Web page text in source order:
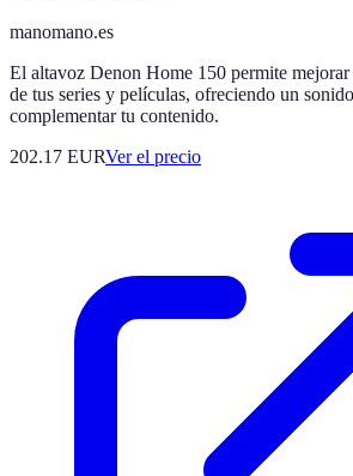
manomano.es
El altavoz Denon Home 150 permite
de tus series y películas, ofreciendo un
complementar tu contenido.
202.17 EURVer el precio